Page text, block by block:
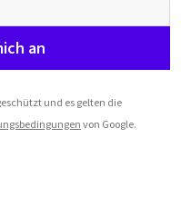
an
und es gelten die
von Google.